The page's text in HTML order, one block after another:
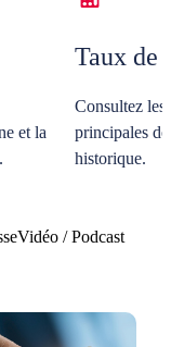
et la
Taux de
Consultez les
principales
historique.
Vidéo / Podcast